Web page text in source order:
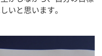
いと思います。